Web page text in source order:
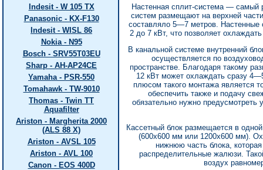
Indesit - W 105 TX
Panasonic - KX-F130
Indesit - WISL 86
Nokia - N95
Bosch - SRV55T03EU
Sharp - AH-AP24CE
Yamaha - PSR-550
Tomahawk - TW-9010
Thomas - Twin TT
Aquafilter
Ariston - Margherita 2000
(ALS 88 X)
Ariston - AVSL 105
Ariston - AVL 100
Canon - EOS 400D
Настенная сплит-система — самый
систем размещают на верхней
составляло 5—7 метров.
2 до 7 кВт, что позволяет
В канальной системе внутренний
осуществляется по
пространстве. Благодаря такому
12 кВт может охлаждать сразу
плюсом такого монтажа является
обеспечить также и подачу
обязательно нужно предусмотреть
Кассетный блок размещается в
(600х600 мм или 1200х600 мм).
нижнюю часть блока,
распределительные жалюзи.
воздух